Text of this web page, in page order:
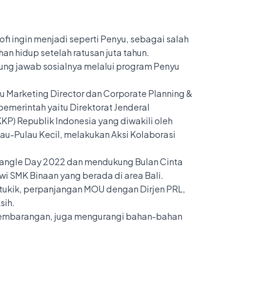
ingin menjadi seperti Penyu, sebagai salah
hidup setelah ratusan juta tahun.
jawab sosialnya melalui program Penyu
Marketing Director dan Corporate Planning &
yaitu Direktorat Jenderal
Republik Indonesia yang diwakili oleh
Pulau Kecil, melakukan Aksi Kolaborasi
Day 2022 dan mendukung Bulan Cinta
SMK Binaan yang berada di area Bali.
perpanjangan MOU dengan Dirjen PRL,
juga mengurangi bahan-bahan